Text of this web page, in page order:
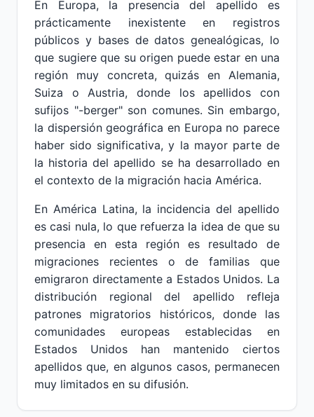
En Europa, la presencia del apellido es
prácticamente inexistente en registros
públicos y bases de datos genealógicas, lo
que sugiere que su origen puede estar en una
región muy concreta, quizás en Alemania,
Suiza o Austria, donde los apellidos con
sufijos "-berger" son comunes. Sin embargo,
la dispersión geográfica en Europa no parece
haber sido significativa, y la mayor parte de
la historia del apellido se ha desarrollado en
el contexto de la migración hacia América.
En América Latina, la incidencia del apellido
es casi nula, lo que refuerza la idea de que su
presencia en esta región es resultado de
migraciones recientes o de familias que
emigraron directamente a Estados Unidos. La
distribución regional del apellido refleja
patrones migratorios históricos, donde las
comunidades europeas establecidas en
Estados Unidos han mantenido ciertos
apellidos que, en algunos casos, permanecen
muy limitados en su difusión.